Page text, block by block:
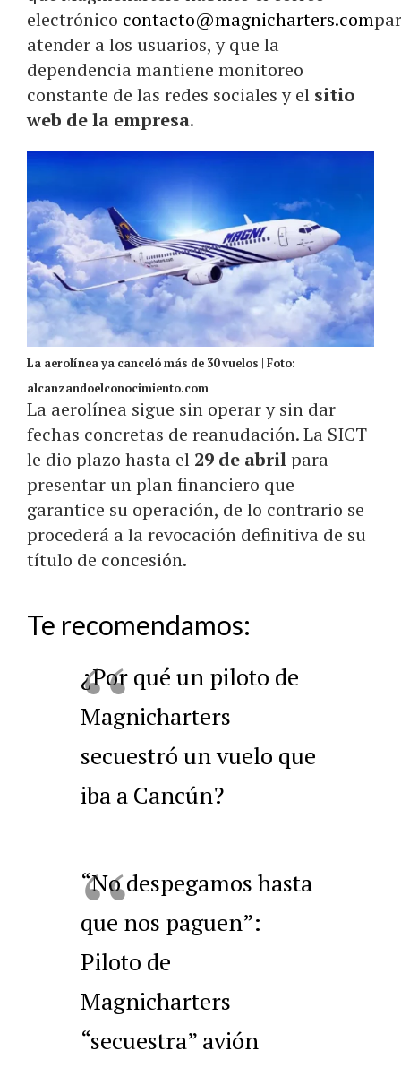
electrónico contacto@magnicharters.com
atender a los usuarios, y que la
dependencia mantiene monitoreo
constante de las redes sociales y el sitio
web de la empresa.
La aerolínea ya canceló más de 30 vuelos | Foto:
alcanzandoelconocimiento.com
La aerolínea sigue sin operar y sin dar
fechas concretas de reanudación. La SICT
le dio plazo hasta el 29 de abrilpara
presentar un plan financiero que
garantice su operación, de lo contrario se
procederá a la revocación definitiva de su
título de concesión.
Te recomendamos:
¿Por qué un piloto de
Magnicharters
secuestró un vuelo que
iba a Cancún?
“No despegamos hasta
que nos paguen”:
Piloto de
Magnicharters
“secuestra” avión